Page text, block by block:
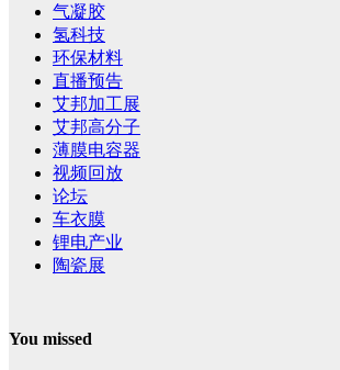
气凝胶
氢科技
环保材料
直播预告
艾邦加工展
艾邦高分子
薄膜电容器
视频回放
论坛
车衣膜
锂电产业
陶瓷展
You missed